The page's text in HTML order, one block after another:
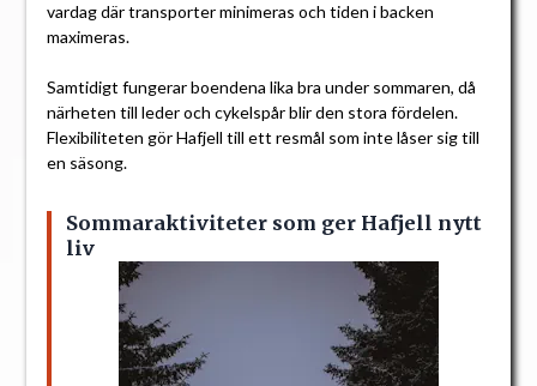
vardag där transporter minimeras och tiden i backen
maximeras.
Samtidigt fungerar boendena lika bra under sommaren, då
närheten till leder och cykelspår blir den stora fördelen.
Flexibiliteten gör Hafjell till ett resmål som inte låser sig till
en säsong.
Sommaraktiviteter som ger Hafjell nytt
liv